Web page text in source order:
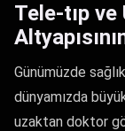
Tele-tıp
Günümüzde
dünyamızda
uzaktan doktor